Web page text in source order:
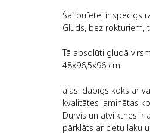
Šai bufetei ir spēcīgs
Gluds, bez rokturiem,
Tā absolūti gludā
48x96,5x96 cm
ājas: dabīgs koks ar
kvalitātes laminētas
Durvis un atvilktnes ir
pārklāts ar cietu laku